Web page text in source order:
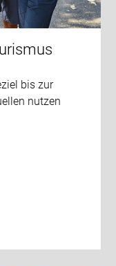
bis zur
nutzen